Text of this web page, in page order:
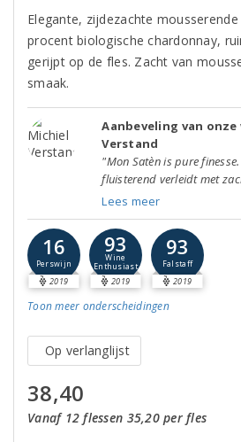
Elegante, zijdezachte
procent biologische chardonnay,
gerijpt op de fles. Zacht van
smaak.
Aanbeveling van
Verstand
"Mon Satèn is pure
fluisterend verleidt met
Lees meer
16
Perswijn
2019
93
Wine
Enthusiast
2019
93
Falstaff
2019
Toon meer onderscheidingen
Op verlanglijst
38,40
Vanaf 12 flessen 35,20 per fles